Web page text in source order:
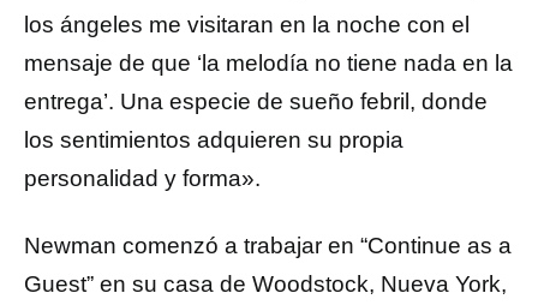
los ángeles me visitaran en la noche con el
mensaje de que ‘la melodía no tiene nada en la
entrega’. Una especie de sueño febril, donde
los sentimientos adquieren su propia
personalidad y forma».
Newman comenzó a trabajar en “Continue as a
Guest” en su casa de Woodstock, Nueva York,